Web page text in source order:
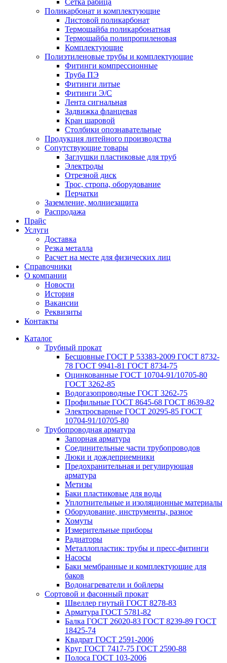
Сетка рабица
Поликарбонат и комплектующие
Листовой поликарбонат
Термошайба поликарбонатная
Термошайба полипропиленовая
Комплектующие
Полиэтиленовые трубы и комплектующие
Фитинги компрессионные
Труба ПЭ
Фитинги литые
Фитинги Э/С
Лента сигнальная
Задвижка фланцевая
Кран шаровой
Столбики опознавательные
Продукция литейного производства
Сопутствующие товары
Заглушки пластиковые для труб
Электроды
Отрезной диск
Трос, стропа, оборудование
Перчатки
Заземление, молниезащита
Распродажа
Прайс
Услуги
Доставка
Резка металла
Расчет на месте для физических лиц
Справочники
О компании
Новости
История
Вакансии
Реквизиты
Контакты
Каталог
Трубный прокат
Беcшовные ГОСТ Р 53383-2009 ГОСТ 8732-
78 ГОСТ 9941-81 ГОСТ 8734-75
Оцинкованные ГОСТ 10704-91/10705-80
ГОСТ 3262-85
Водогазопроводные ГОСТ 3262-75
Профильные ГОСТ 8645-68 ГОСТ 8639-82
Электросварные ГОСТ 20295-85 ГОСТ
10704-91/10705-80
Трубопроводная арматура
Запорная арматура
Соединительные части трубопроводов
Люки и дождеприемники
Предохранительная и регулирующая
арматура
Метизы
Баки пластиковые для воды
Уплотнительные и изоляционные материалы
Оборудование, инструменты, разное
Хомуты
Измерительные приборы
Радиаторы
Металлопластик: трубы и пресс-фитинги
Насосы
Баки мембранные и комплектующие для
баков
Водонагреватели и бойлеры
Сортовой и фасонный прокат
Швеллер гнутый ГОСТ 8278-83
Арматура ГОСТ 5781-82
Балка ГОСТ 26020-83 ГОСТ 8239-89 ГОСТ
18425-74
Квадрат ГОСТ 2591-2006
Круг ГОСТ 7417-75 ГОСТ 2590-88
Полоса ГОСТ 103-2006